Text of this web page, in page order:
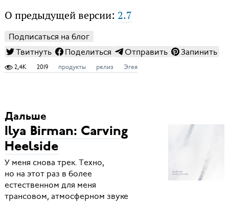
О предыдущей версии: 2.7
Подписаться на блог
Твитнуть
Поделиться Отправить Запинить
2,4K 2019 продукты релиз Эгея
Дальше
Ilya Birman: Carving
Heelside
У меня снова трек. Техно,
но на этот раз в более
естественном для меня
трансовом, атмосферном звуке